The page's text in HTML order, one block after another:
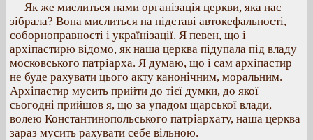
Як же мислиться нами організація церкви, яка нас
зібрала? Вона мислиться на підставі автокефальності,
соборноправності і українізації. Я певен, що і
архіпастирю відомо, як наша церква підупала під владу
московського патріарха. Я думаю, що і сам архіпастир
не буде рахувати цього акту канонічним, моральним.
Архіпастир мусить прийти до тієї думки, до якої
сьогодні прийшов я, що за упадом щарської влади,
волею Константинопольського патріархату, наша церква
зараз мусить рахувати себе вільною.